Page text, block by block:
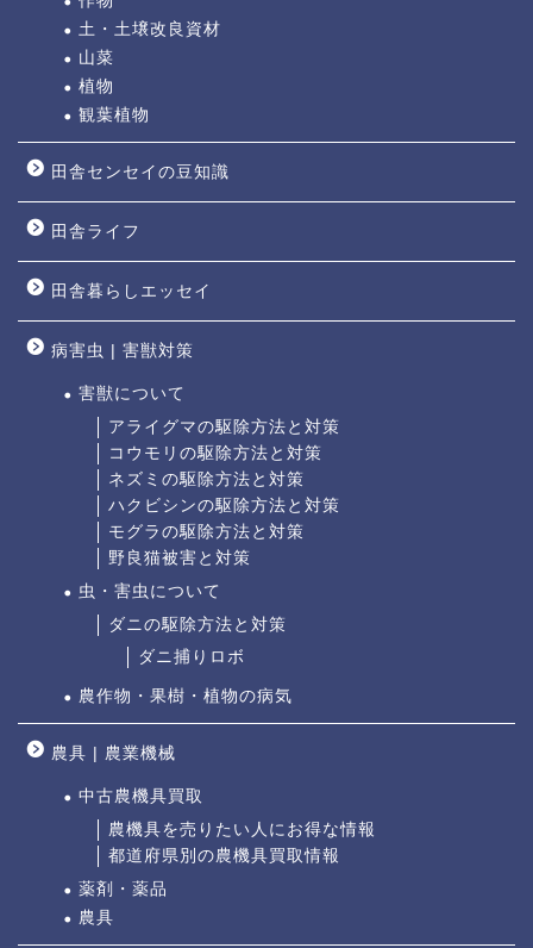
土・土壌改良資材
山菜
植物
観葉植物
田舎センセイの豆知識
田舎ライフ
田舎暮らしエッセイ
病害虫 | 害獣対策
害獣について
アライグマの駆除方法と対策
コウモリの駆除方法と対策
ネズミの駆除方法と対策
ハクビシンの駆除方法と対策
モグラの駆除方法と対策
野良猫被害と対策
虫・害虫について
ダニの駆除方法と対策
ダニ捕りロボ
農作物・果樹・植物の病気
農具 | 農業機械
中古農機具買取
農機具を売りたい人にお得な情報
都道府県別の農機具買取情報
薬剤・薬品
農具